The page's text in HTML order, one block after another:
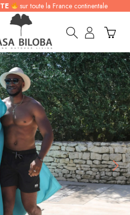
sur toute la France continentale